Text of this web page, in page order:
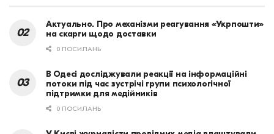
Актуально. Про механізми реагування «Укрпошти»
на скарги щодо доставки
0 ПОСИЛАНЬ
В Одесі досліджували реакції на інформаційні
потоки під час зустрічі групи психологічної
підтримки для медійників
0 ПОСИЛАНЬ